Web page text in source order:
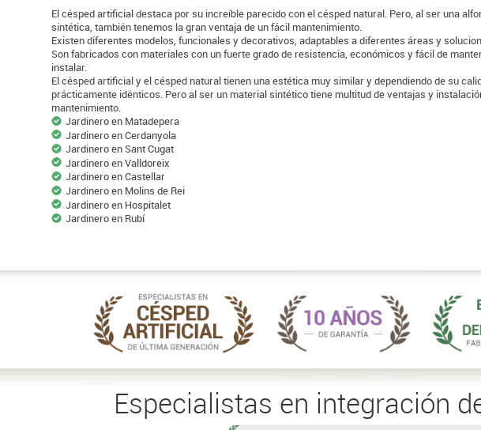
El césped artificial destaca por su increíble parecido con el césped natural. Pero, al ser una
sintética, también tenemos la gran ventaja de un fácil mantenimiento.
Existen diferentes modelos, funcionales y decorativos, adaptables a diferentes áreas y
Son fabricados con materiales con un fuerte grado de resistencia, económicos y fácil de
instalar.
El césped artificial y el césped natural tienen una estética muy similar y dependiendo de su
prácticamente idénticos. Pero al ser un material sintético tiene multitud de ventajas y
mantenimiento.
Jardinero en Matadepera
Jardinero en Cerdanyola
Jardinero en Sant Cugat
Jardinero en Valldoreix
Jardinero en Castellar
Jardinero en Molins de Rei
Jardinero en Hospitalet
Jardinero en Rubí
Especialistas en integración